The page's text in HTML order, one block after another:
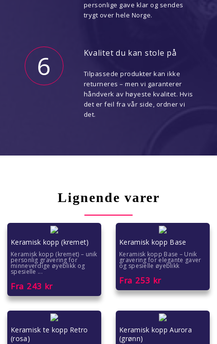
personlige gave klar og sendes
trygt over hele Norge.
6 Kvalitet du kan stole på
Tilpassede produkter kan ikke
returneres – men vi garanterer
håndverk av høyeste kvalitet. Hvis
det er feil fra vår side, ordner vi
det.
Lignende varer
Keramisk kopp (kremet)
Keramisk kopp (kremet) – unik
personlig gravering for
minneverdige øyeblikk og
spesielle ...
Fra 243 kr
Keramisk kopp Base
Keramisk kopp Base – Unik
gravering for elegante gaver
og spesielle øyeblikk
Fra 253 kr
Keramisk te kopp Retro
(rosa)
Keramisk kopp Aurora
(grønn)